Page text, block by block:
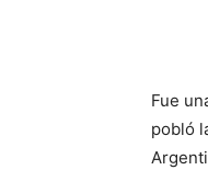
Fue
pobló